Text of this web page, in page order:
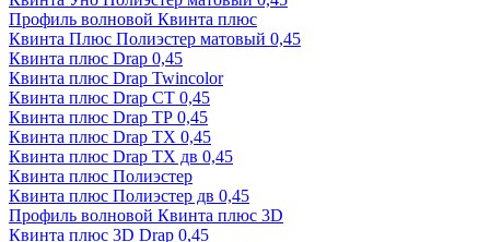
Профиль волновой Квинта плюс
Квинта Плюс Полиэстер матовый 0,45
Квинта плюс Drap 0,45
Квинта плюс Drap Twincolor
Квинта плюс Drap СТ 0,45
Квинта плюс Drap ТР 0,45
Квинта плюс Drap ТХ 0,45
Квинта плюс Drap ТХ дв 0,45
Квинта плюс Полиэстер
Квинта плюс Полиэстер дв 0,45
Профиль волновой Квинта плюс 3D
Квинта плюс 3D Drap 0,45